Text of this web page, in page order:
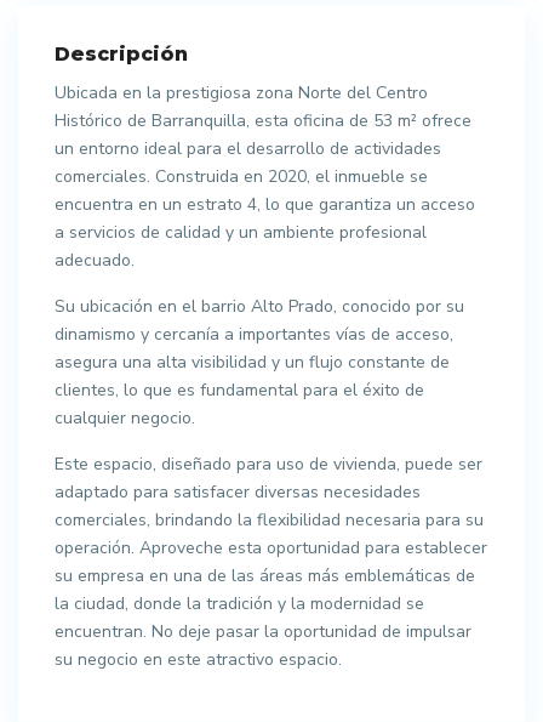
Descripción
Ubicada en la prestigiosa zona Norte del Centro
Histórico de Barranquilla, esta oficina de 53 m² ofrece
un entorno ideal para el desarrollo de actividades
comerciales. Construida en 2020, el inmueble se
encuentra en un estrato 4, lo que garantiza un acceso
a servicios de calidad y un ambiente profesional
adecuado.
Su ubicación en el barrio Alto Prado, conocido por su
dinamismo y cercanía a importantes vías de acceso,
asegura una alta visibilidad y un flujo constante de
clientes, lo que es fundamental para el éxito de
cualquier negocio.
Este espacio, diseñado para uso de vivienda, puede ser
adaptado para satisfacer diversas necesidades
comerciales, brindando la flexibilidad necesaria para su
operación. Aproveche esta oportunidad para establecer
su empresa en una de las áreas más emblemáticas de
la ciudad, donde la tradición y la modernidad se
encuentran. No deje pasar la oportunidad de impulsar
su negocio en este atractivo espacio.